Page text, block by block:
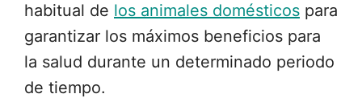
habitual de los animales domésticos para
garantizar los máximos beneficios para
la salud durante un determinado periodo
de tiempo.